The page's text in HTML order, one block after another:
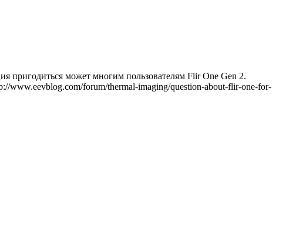
может многим пользователям Flir One Gen 2.
www.eevblog.com/forum/thermal-imaging/question-about-flir-one-for-